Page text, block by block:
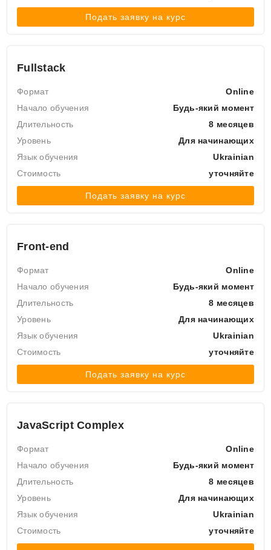
Подать заявку на курс
Fullstack
Формат
Online
Начало обучения
Будь-який момент
Длительность
8 месяцев
Уровень
Для начинающих
Язык обучения
Ukrainian
Стоимость
уточняйте
Подать заявку на курс
Front-end
Формат
Online
Начало обучения
Будь-який момент
Длительность
8 месяцев
Уровень
Для начинающих
Язык обучения
Ukrainian
Стоимость
уточняйте
Подать заявку на курс
JavaScript Complex
Формат
Online
Начало обучения
Будь-який момент
Длительность
8 месяцев
Уровень
Для начинающих
Язык обучения
Ukrainian
Стоимость
уточняйте